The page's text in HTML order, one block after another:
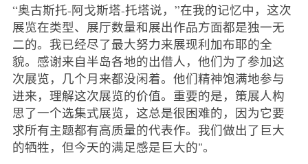
“奥古斯托-阿戈斯塔-托塔说，”在我的记忆中，这次
展览在类型、展厅数量和展出作品方面都是独一无
二的。我已经尽了最大努力来展现利加布耶的全
貌。感谢来自半岛各地的出借人，他们为了参加这
次展览，几个月来都没闲着。他们精神饱满地参与
进来，理解这次展览的价值。重要的是，策展人构
思了一个选集式展览，这总是很困难的，因为它要
求所有主题都有高质量的代表作。我们做出了巨大
的牺牲，但今天的满足感是巨大的"。